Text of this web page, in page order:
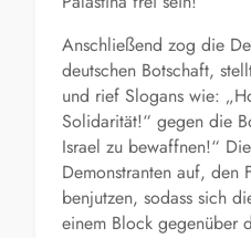
Anschließend zog die
deutschen Botschaft,
und rief Slogans wie:
Solidarität!“ gegen die
Israel zu bewaffnen!“
Demonstranten auf, den
benjutzen, sodass sich
einem Block gegenüber